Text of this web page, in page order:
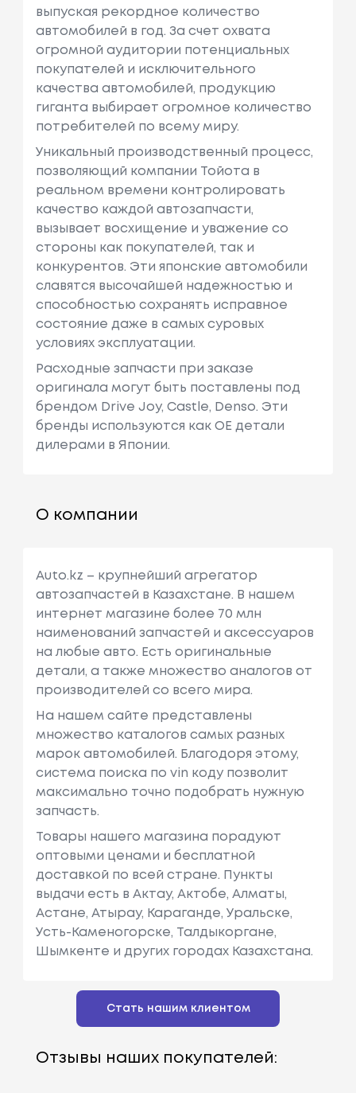
выпуская рекордное количество
автомобилей в год. За счет охвата
огромной аудитории потенциальных
покупателей и исключительного
качества автомобилей, продукцию
гиганта выбирает огромное количество
потребителей по всему миру.
Уникальный производственный процесс,
позволяющий компании Тойота в
реальном времени контролировать
качество каждой автозапчасти,
вызывает восхищение и уважение со
стороны как покупателей, так и
конкурентов. Эти японские автомобили
славятся высочайшей надежностью и
способностью сохранять исправное
состояние даже в самых суровых
условиях эксплуатации.
Расходные запчасти при заказе
оригинала могут быть поставлены под
брендом Drive Joy, Castle, Denso. Эти
бренды используются как ОЕ детали
дилерами в Японии.
О компании
Auto.kz – крупнейший агрегатор
автозапчастей в Казахстане. В нашем
интернет магазине более 70 млн
наименований запчастей и аксессуаров
на любые авто. Есть оригинальные
детали, а также множество аналогов от
производителей со всего мира.
На нашем сайте представлены
множество каталогов самых разных
марок автомобилей. Благодоря этому,
система поиска по vin коду позволит
максимально точно подобрать нужную
запчасть.
Товары нашего магазина порадуют
оптовыми ценами и бесплатной
доставкой по всей стране. Пункты
выдачи есть в Актау, Актобе, Алматы,
Астане, Атырау, Караганде, Уральске,
Усть-Каменогорске, Талдыкоргане,
Шымкенте и других городах Казахстана.
Стать нашим клиентом
Отзывы наших покупателей: